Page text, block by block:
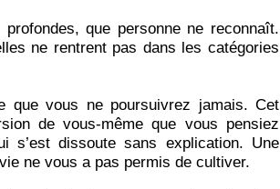
que personne ne reconnaît.
ne rentrent pas dans les catégories
que vous ne poursuivrez jamais. Cet
de vous‑même que vous pensiez
s’est dissoute sans explication. Une
ne vous a pas permis de cultiver.